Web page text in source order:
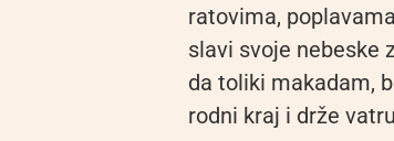
ratovima,
slavi svoje nebeske
da toliki makadam,
rodni kraj i drže